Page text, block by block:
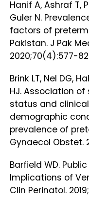
Hanif A, Ashraf T,
Guler N.
factors of
Pakistan. J Pak
2020;70(4):577-
Brink LT, Nel DG,
HJ. Association
status and
demographic
prevalence of
Gynaecol Obstet.
Barfield WD.
Implications of
Clin Perinatol.